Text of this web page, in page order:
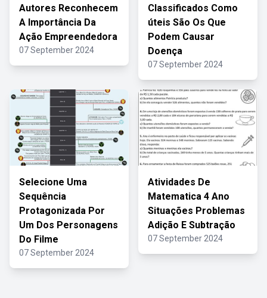
Autores Reconhecem
A Importância Da
Ação Empreendedora
07 September 2024
Classificados Como
úteis São Os Que
Podem Causar
Doença
07 September 2024
Selecione Uma
Sequência
Protagonizada Por
Um Dos Personagens
Do Filme
07 September 2024
Atividades De
Matematica 4 Ano
Situações Problemas
Adição E Subtração
07 September 2024